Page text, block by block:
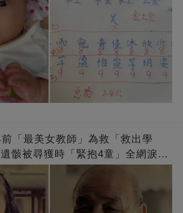
「最美女教師」為救「救出學
骸被尋獲時「緊抱4童」全網淚
該被遺忘